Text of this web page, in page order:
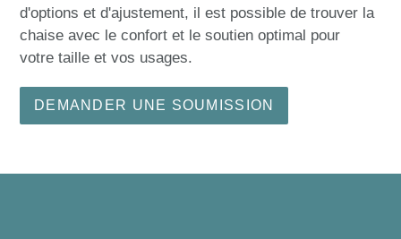
d'options et d'ajustement, il est possible de trouver la
chaise avec le confort et le soutien optimal pour
votre taille et vos usages.
DEMANDER UNE SOUMISSION